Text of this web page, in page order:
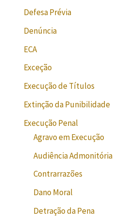
Defesa Prévia
Denúncia
ECA
Exceção
Execução de Títulos
Extinção da Punibilidade
Execução Penal
Agravo em Execução
Audiência Admonitória
Contrarrazões
Dano Moral
Detração da Pena